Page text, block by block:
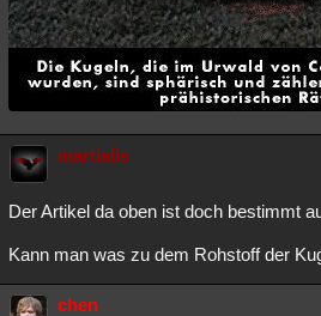
martialis
Der Artikel da oben ist doch bestimmt
Kann man was zu dem Rohstoff der
chen